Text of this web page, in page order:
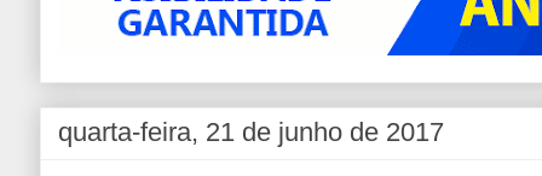
quarta-feira, 21 de junho de 2017